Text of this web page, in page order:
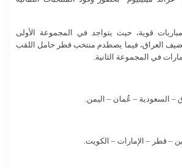
قوية، حيث يتواجد في المجموعة الأولى
العراق، فيما يصطدم منتخب قطر حامل اللقب
في المجموعة الثانية.
– السعودية – عُمان – اليمن.
– قطر – الإمارات – الكويت.